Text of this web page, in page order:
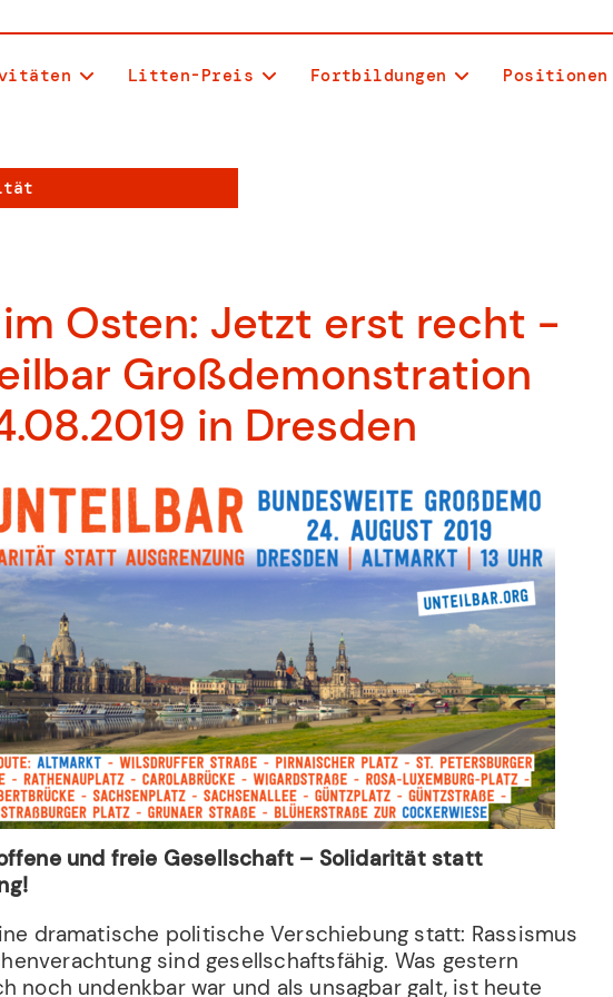
Litten-Preis Fortbildungen Positionen
Osten: Jetzt erst recht -
Großdemonstration
in Dresden
und freie Gesellschaft – Solidarität statt
dramatische politische Verschiebung statt: Rassismus
sind gesellschaftsfähig. Was gestern
noch undenkbar war und als unsagbar galt, ist heute